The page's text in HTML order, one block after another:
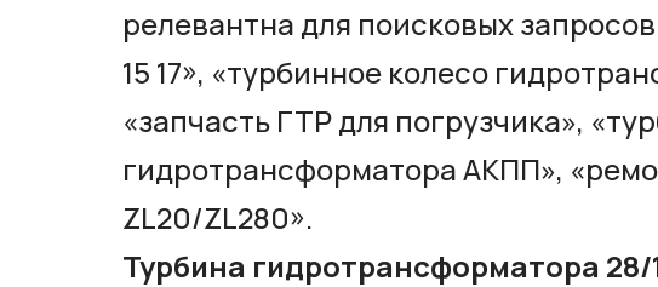
релевантна для поисковых
15 17», «турбинное колесо
«запчасть ГТР для погрузчика»,
гидротрансформатора АКПП»,
ZL20/ZL280».
Турбина гидротрансформатора 28/